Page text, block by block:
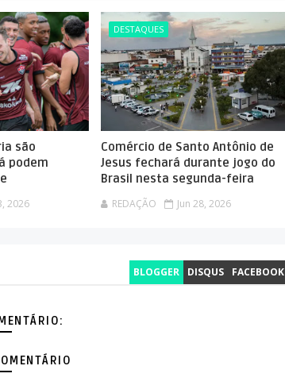
são
podem
2026
DESTAQUES
Comércio de Santo Antônio de
Jesus fechará durante jogo do
Brasil nesta segunda-feira
REDAÇÃO Jun 28, 2026
BLOGGER DISQUS FACEBOOK